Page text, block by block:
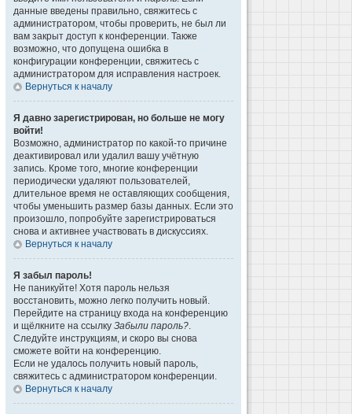
данные введены правильно, свяжитесь с
администратором, чтобы проверить, не был ли
вам закрыт доступ к конференции. Также
возможно, что допущена ошибка в
конфигурации конференции, свяжитесь с
администратором для исправления настроек.
Вернуться к началу
Я давно зарегистрирован, но больше не могу
войти!
Возможно, администратор по какой-то причине
деактивировал или удалил вашу учётную
запись. Кроме того, многие конференции
периодически удаляют пользователей,
длительное время не оставляющих сообщения,
чтобы уменьшить размер базы данных. Если это
произошло, попробуйте зарегистрироваться
снова и активнее участвовать в дискуссиях.
Вернуться к началу
Я забыл пароль!
Не паникуйте! Хотя пароль нельзя
восстановить, можно легко получить новый.
Перейдите на страницу входа на конференцию
и щёлкните на ссылку Забыли пароль?.
Следуйте инструкциям, и скоро вы снова
сможете войти на конференцию.
Если не удалось получить новый пароль,
свяжитесь с администратором конференции.
Вернуться к началу